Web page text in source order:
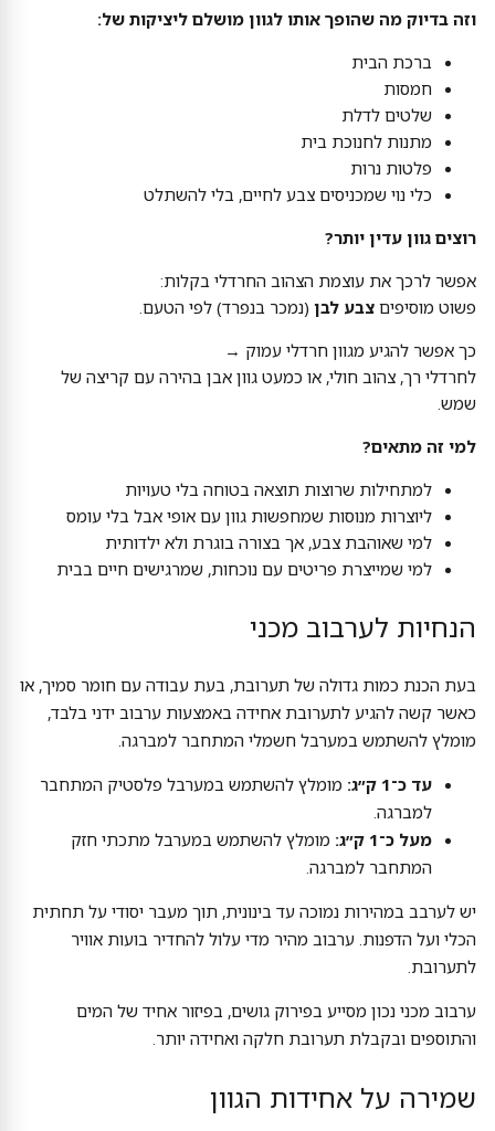
וזה בדיוק מה שהופך אותו לגוון מושלם ליציקות של:
ברכת הבית
חמסות
שלטים לדלת
מתנות לחנוכת בית
פלטות נרות
כלי נוי שמכניסים צבע לחיים, בלי להשתלט
רוצים גוון עדין יותר?
אפשר לרכך את עוצמת הצהוב החרדלי בקלות:
פשוט מוסיפים צבע לבן (נמכר בנפרד) לפי הטעם.
כך אפשר להגיע מגוון חרדלי עמוק →
לחרדלי רך, צהוב חולי, או כמעט גוון אבן בהירה עם קריצה של
שמש.
למי זה מתאים?
למתחילות שרוצות תוצאה בטוחה בלי טעויות
ליוצרות מנוסות שמחפשות גוון עם אופי אבל בלי עומס
למי שאוהבת צבע, אך בצורה בוגרת ולא ילדותית
למי שמייצרת פריטים עם נוכחות, שמרגישים חיים בבית
הנחיות לערבוב מכני
בעת הכנת כמות גדולה של תערובת, בעת עבודה עם חומר סמיך, או
כאשר קשה להגיע לתערובת אחידה באמצעות ערבוב ידני בלבד,
מומלץ להשתמש במערבל חשמלי המתחבר למברגה.
עד כ־1 ק״ג:
מומלץ להשתמש במערבל פלסטיק המתחבר
למברגה.
מעל כ־1 ק״ג:
מומלץ להשתמש במערבל מתכתי חזק
המתחבר למברגה.
יש לערבב במהירות נמוכה עד בינונית, תוך מעבר יסודי על תחתית
הכלי ועל הדפנות. ערבוב מהיר מדי עלול להחדיר בועות אוויר
לתערובת.
ערבוב מכני נכון מסייע בפירוק גושים, בפיזור אחיד של המים
והתוספים ובקבלת תערובת חלקה ואחידה יותר.
שמירה על אחידות הגוון